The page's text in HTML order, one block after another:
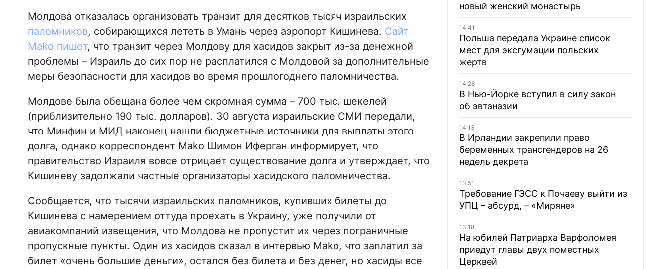
Молдова отказалась организовать транзит для десятков тысяч израильских
паломников, собирающихся лететь в Умань через аэропорт Кишинева. Сайт
Mako пишет, что транзит через Молдову для хасидов закрыт из-за денежной
проблемы – Израиль до сих пор не расплатился с Молдовой за дополнительные
меры безопасности для хасидов во время прошлогоднего паломничества.
Молдове была обещана более чем скромная сумма – 700 тыс. шекелей
(приблизительно 190 тыс. долларов). 30 августа израильские СМИ передали,
что Минфин и МИД наконец нашли бюджетные источники для выплаты этого
долга, однако корреспондент Mako Шимон Иферган информирует, что
правительство Израиля вовсе отрицает существование долга и утверждает, что
Кишиневу задолжали частные организаторы хасидского паломничества.
Сообщается, что тысячи израильских паломников, купивших билеты до
Кишинева с намерением оттуда проехать в Украину, уже получили от
авиакомпаний извещения, что Молдова не пропустит их через пограничные
пропускные пункты. Один из хасидов сказал в интервью Mako, что заплатил за
билет «очень большие деньги», остался без билета и без денег, но хасиды все
новый женский монастырь
14:41
Польша передала Украине список
мест для эксгумации польских
жертв
14:28
В Нью-Йорке вступил в силу закон
об эвтаназии
14:13
В Ирландии закрепили право
беременных трансгендеров на 26
недель декрета
13:51
Требование ГЭСС к Почаеву выйти из
УПЦ – абсурд, – «Миряне»
13:18
На юбилей Патриарха Варфоломея
приедут главы двух поместных
Церквей